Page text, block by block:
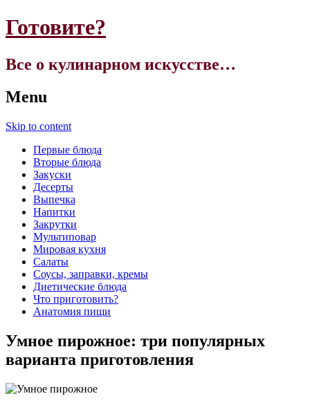
Готовите?
Все о кулинарном искусстве…
Menu
Skip to content
Первые блюда
Вторые блюда
Закуски
Десерты
Выпечка
Напитки
Закрутки
Мультиповар
Мировая кухня
Салаты
Соусы, заправки, кремы
Диетические блюда
Что приготовить?
Анатомия пищи
Умное пирожное: три популярных
варианта приготовления